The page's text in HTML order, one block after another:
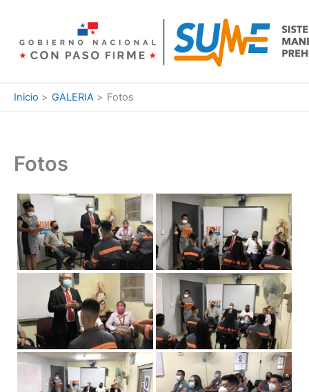
contenido
Inicio GALERIA Fotos
Fotos